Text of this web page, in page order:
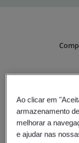
2607, Jalan
Kawasan
Prai
Ao clicar em
armazenamento
melhorar a
e ajudar nas